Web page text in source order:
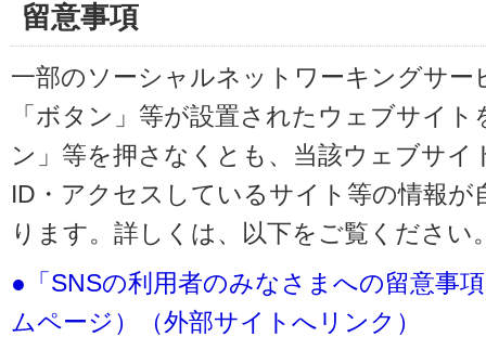
留意事項
一部のソーシャルネットワーキングサー
「ボタン」等が設置されたウェブサイ
ン」等を押さなくとも、当該ウェブサイ
ID・アクセスしているサイト等の情報
ります。詳しくは、以下をご覧ください
●「SNSの利用者のみなさまへの留意事
ムページ）（外部サイトへリンク）